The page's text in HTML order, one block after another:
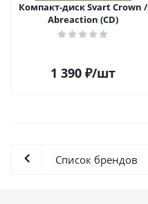
Компакт-диск Svart Crown /
Abreaction (CD)
1 390 ₽/шт
Список брендов